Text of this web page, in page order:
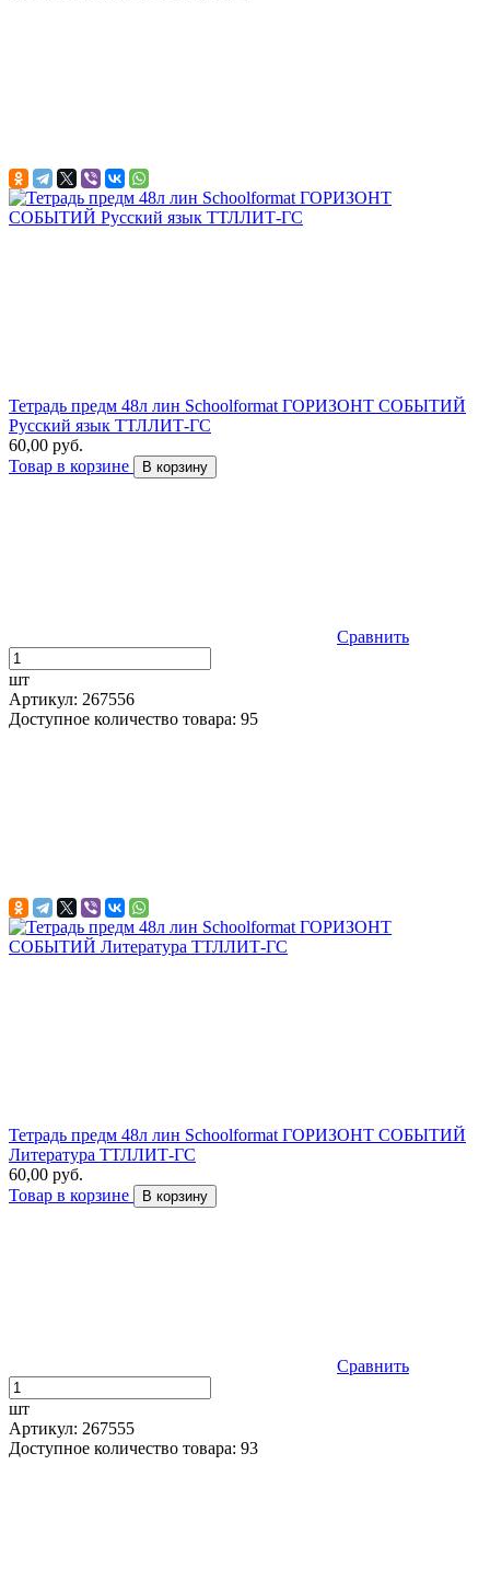
Тетрадь предм 48л лин Schoolformat ГОРИЗОНТ СОБЫТИЙ
Русский язык ТТЛЛИТ-ГС
60,00 руб.
Товар в корзине
В корзину
Сравнить
шт
Артикул: 267556
Доступное количество товара: 95
Тетрадь предм 48л лин Schoolformat ГОРИЗОНТ СОБЫТИЙ
Литература ТТЛЛИТ-ГС
60,00 руб.
Товар в корзине
В корзину
Сравнить
шт
Артикул: 267555
Доступное количество товара: 93